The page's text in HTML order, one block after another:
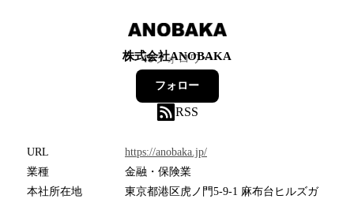
株式会社ANOBAKA
40フォロワー
フォロー
RSS
URL
https://anobaka.jp/
業種
金融・保険業
本社所在地
東京都港区虎ノ門5-9-1 麻布台ヒルズガ